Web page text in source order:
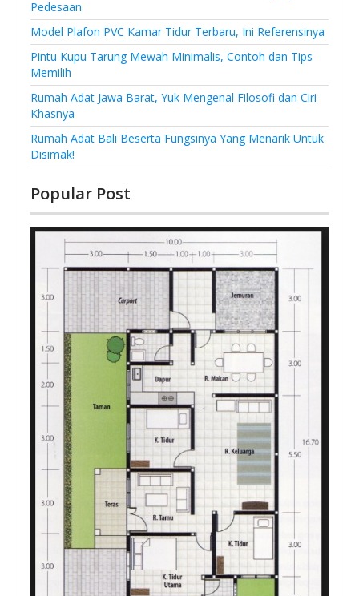
Pedesaan
Model Plafon PVC Kamar Tidur Terbaru, Ini Referensinya
Pintu Kupu Tarung Mewah Minimalis, Contoh dan Tips
Memilih
Rumah Adat Jawa Barat, Yuk Mengenal Filosofi dan Ciri
Khasnya
Rumah Adat Bali Beserta Fungsinya Yang Menarik Untuk
Disimak!
Popular Post